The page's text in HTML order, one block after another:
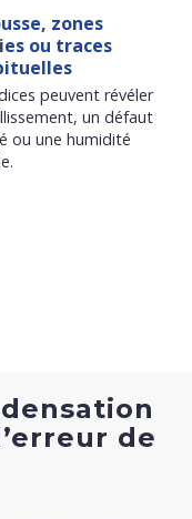
zones
ou traces
peuvent révéler
un défaut
ou une humidité
de